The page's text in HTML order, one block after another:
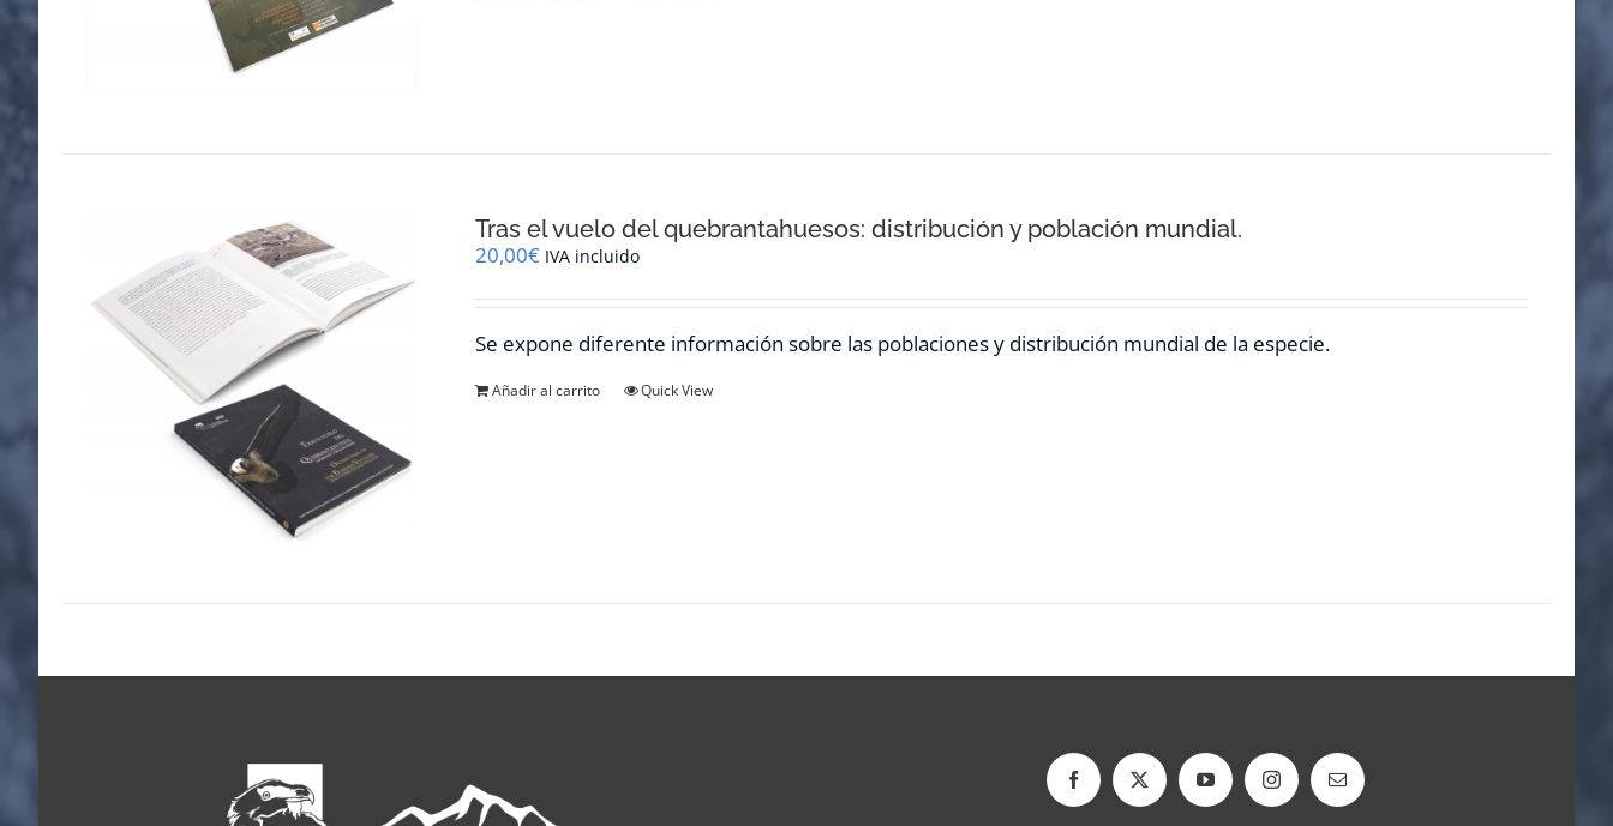
Tras el vuelo del quebrantahuesos: distribución y población mundial.
20,00€ IVA incluido
Se expone diferente información sobre las poblaciones y distribución mundial de la especie.
Añadir al carrito Quick View